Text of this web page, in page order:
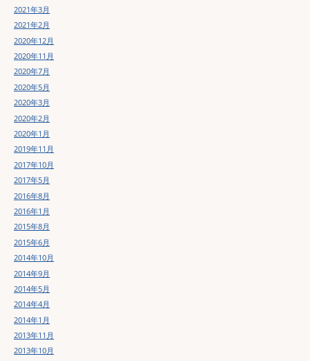
2021年3月
2021年2月
2020年12月
2020年11月
2020年7月
2020年5月
2020年3月
2020年2月
2020年1月
2019年11月
2017年10月
2017年5月
2016年8月
2016年1月
2015年8月
2015年6月
2014年10月
2014年9月
2014年5月
2014年4月
2014年1月
2013年11月
2013年10月